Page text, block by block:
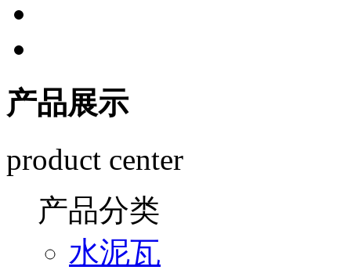
产品展示
product center
产品分类
水泥瓦